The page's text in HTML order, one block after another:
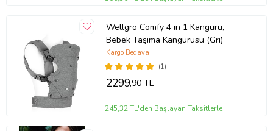
Wellgro Comfy 4 in 1 Kanguru,
Bebek Taşıma Kangurusu (Gri)
(1)
Kargo Bedava
2299,90 TL
245,32 TL'den Başlayan Taksitlerle